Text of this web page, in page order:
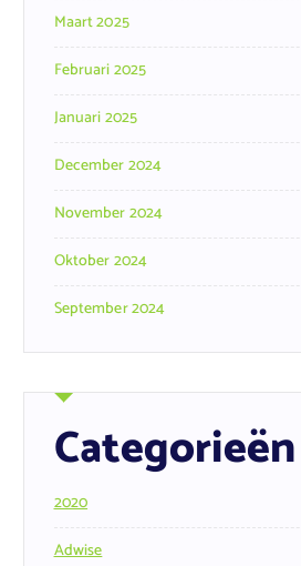
Maart 2025
Februari 2025
Januari 2025
December 2024
November 2024
Oktober 2024
September 2024
Categorieën
2020
Adwise